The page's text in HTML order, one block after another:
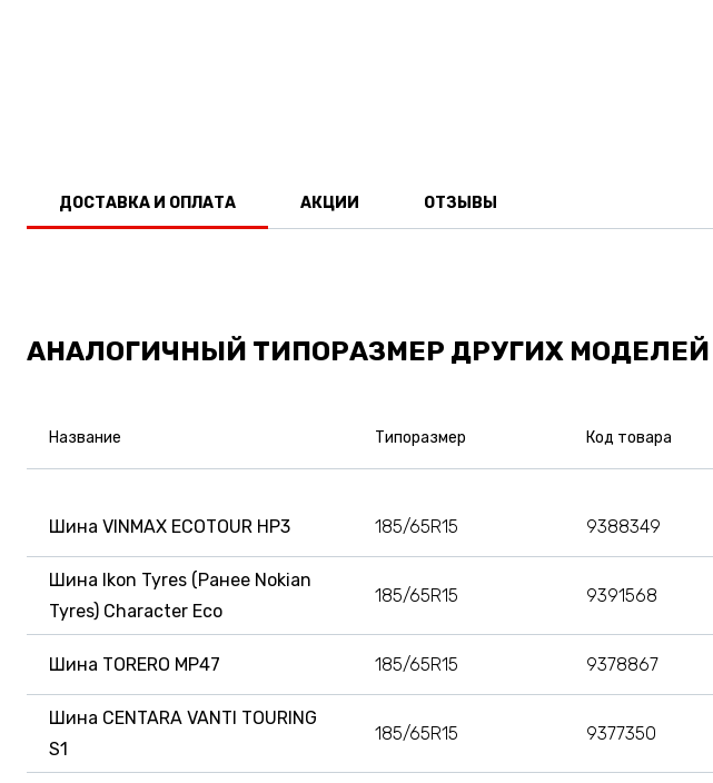
ДОСТАВКА И ОПЛАТА АКЦИИ ОТЗЫВЫ
АНАЛОГИЧНЫЙ ТИПОРАЗМЕР ДРУГИХ МОДЕЛЕЙ
Название Типоразмер Код товара
Шина VINMAX ECOTOUR HP3 185/65R15 9388349
Шина Ikon Tyres (Ранее Nokian
Tyres) Character Eco
185/65R15 9391568
Шина TORERO MP47 185/65R15 9378867
Шина CENTARA VANTI TOURING
S1
185/65R15 9377350